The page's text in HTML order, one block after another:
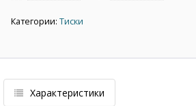
Категории: Тиски
Характеристики